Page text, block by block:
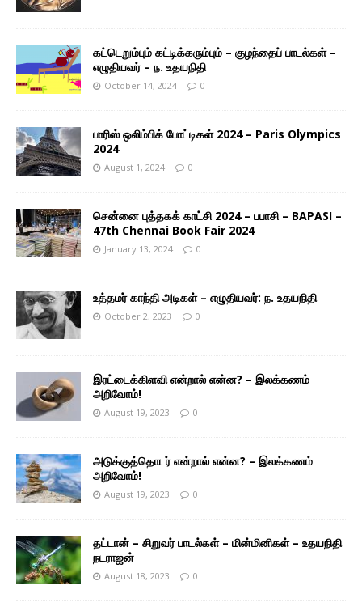
கட்டெறும்பும் கட்டிக்கரும்பும் – குழந்தைப் பாடல்கள் –
எழுதியவர் – ந. உதயநிதி
October 14, 2024 0
பாரிஸ் ஒலிம்பிக் போட்டிகள் 2024 – Paris Olympics
2024
August 1, 2024 0
சென்னை புத்தகக் காட்சி 2024 – பபாசி – BAPASI –
47th Chennai Book Fair 2024
January 13, 2024 0
உத்தமர் காந்தி அடிகள் – எழுதியவர்: ந. உதயநிதி
October 2, 2023 0
இரட்டைக்கிளவி என்றால் என்ன? – இலக்கணம்
அறிவோம்!
August 19, 2023 0
அடுக்குத்தொடர் என்றால் என்ன? – இலக்கணம்
அறிவோம்!
August 19, 2023 0
தட்டான் – சிறுவர் பாடல்கள் – மின்மினிகள் – உதயநிதி
நடராஜன்
August 18, 2023 0